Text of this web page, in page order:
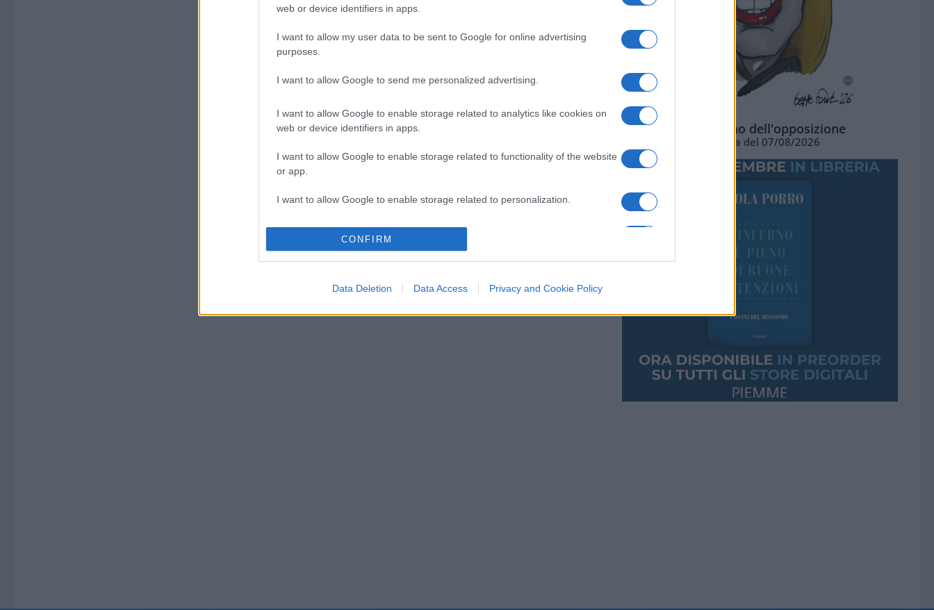
web or device identifiers in apps.
I want to allow my user data to be sent to Google for online advertising
purposes.
I want to allow Google to send me personalized advertising.
I want to allow Google to enable storage related to analytics like cookies on
web or device identifiers in apps.
I want to allow Google to enable storage related to functionality of the website
or app.
I want to allow Google to enable storage related to personalization.
I want to allow Google to enable storage related to security, including
authentication functionality and fraud prevention, and other user protection.
CONFIRM
Data Deletion Data Access Privacy and Cookie Policy
L'ottimismo dell'opposizione
Vignetta del 07/08/2026